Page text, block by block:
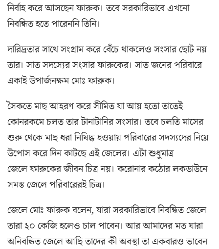
নির্বাহ করে আসছেন ফারুক। তবে সরকারিভাবে এখনো
নিবন্ধিত হতে পারেননি তিনি।
দারিদ্রতার সাথে সংগ্রাম করে বেঁচে থাকলেও সংসার ছোট নয়
তার। সাত সদস্যের সংসার ফারুকের। সাত জনের পরিবারে
একাই উপার্জনক্ষম মোঃ ফারুক।
সৈকতে মাছ আহরণ করে সীমিত যা আয় হতো তাতেই
কোনরকমে চলত তার টানাটানির সংসার। তবে চলতি মাসের
শুরু থেকে মাছ ধরা নিষিদ্ধ হওয়ায় পরিবারের সদস্যদের নিয়ে
উপোস করে দিন কাটছে এই জেলের। এটা শুধুমাত্র
জেলে ফারুকের জীবন চিত্র নয়। করোনার কঠোর লকডাউনে
সমস্ত জেলে পরিবারেরই চিত্র।
জেলে মোঃ ফারুক বলেন, যারা সরকারিভাবে নিবন্ধিত জেলে
তারা ২০ কেজি হলেও চাল পাবেন। আর আমাদের মত যারা
অনিবন্ধিত জেলে আছি তাদের কী অবস্থা তা একবারও ভাবেন